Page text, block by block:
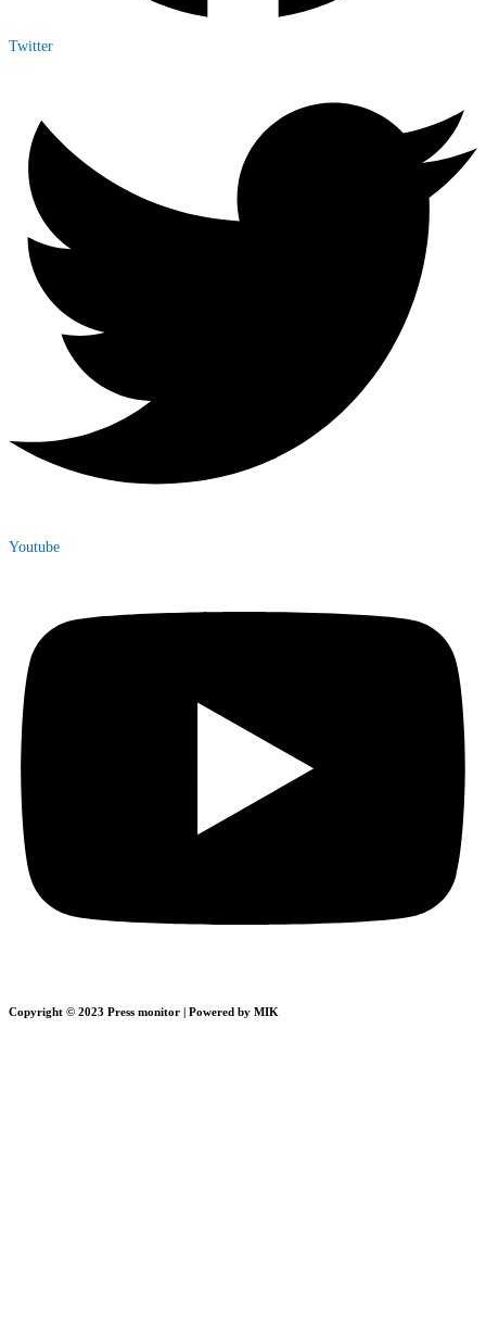
Twitter
Youtube
Copyright © 2023 Press monitor | Powered by MIK